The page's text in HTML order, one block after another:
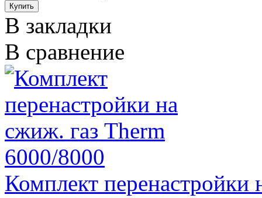
В закладки
В сравнение
Комплект